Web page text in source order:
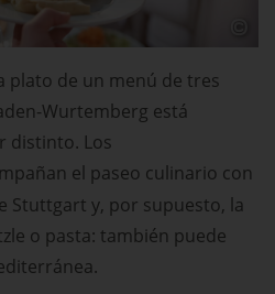
plato de un menú de tres
Wurtemberg está
distinto. Los
el paseo culinario con
Stuttgart y, por supuesto, la
o pasta: también puede